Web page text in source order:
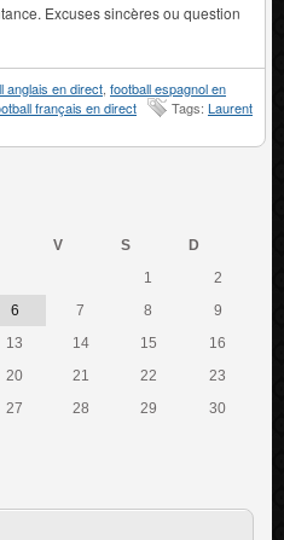
Excuses sincères ou question
anglais en direct football espagnol en
français en direct Tags: Laurent
V S D
1
2
6 7 8
9
13 14 15
16
20 21 22
23
27 28 29
30